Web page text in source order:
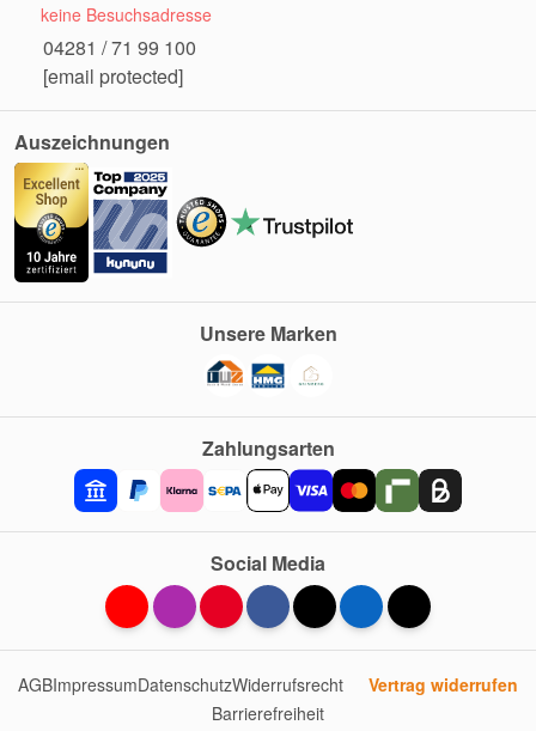
keine Besuchsadresse
04281 / 71 99 100
[email protected]
Auszeichnungen
Zahlungsarten
Unsere Marken
Social Media
AGBImpressumDatenschutzWiderrufsrecht
Vertrag widerrufen
Barrierefreiheit